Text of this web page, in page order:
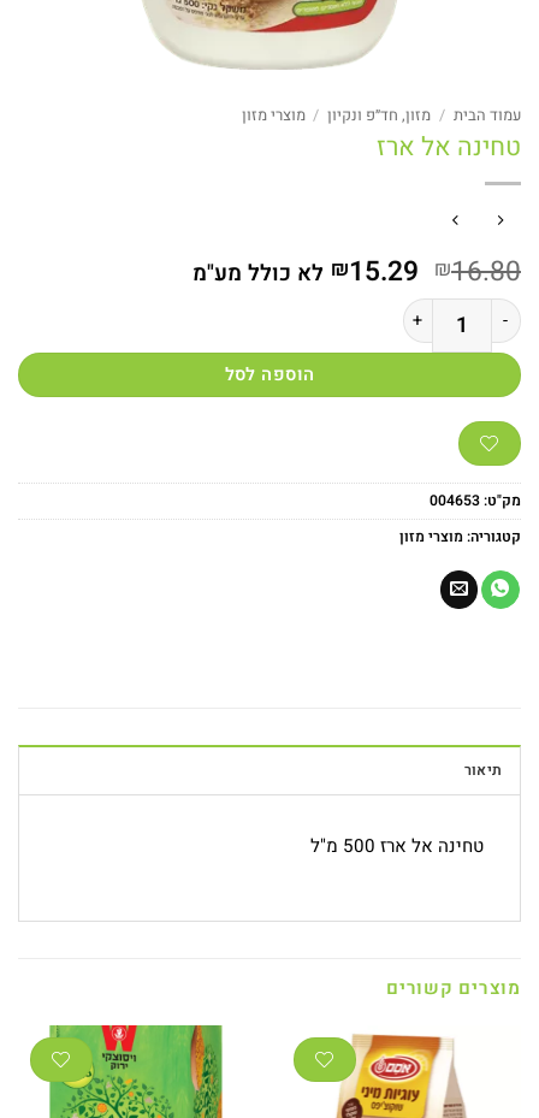
עמוד הבית / מזון, חד״פ ונקיון / מוצרי מזון
טחינה אל ארז
₪16.80 המחיר
המקורי
היה:
₪16.80.
₪15.29 המחיר
₪15.29.
לא כולל מע"מ
כמות של טחינה אל ארז
הוספה לסל
מק"ט:004653
קטגוריה:מוצרי מזון
תיאור
טחינה אל ארז 500 מ"ל
מוצרים קשורים